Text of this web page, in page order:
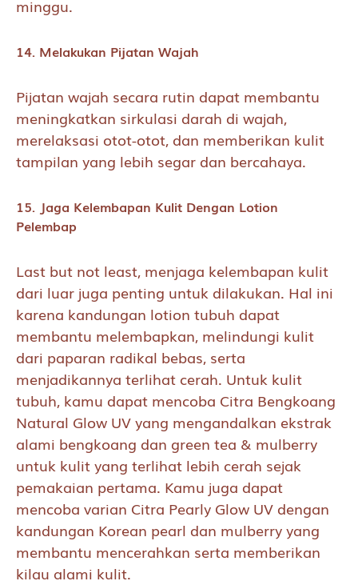
minggu.
14. Melakukan Pijatan Wajah
Pijatan wajah secara rutin dapat membantu
meningkatkan sirkulasi darah di wajah,
merelaksasi otot-otot, dan memberikan kulit
tampilan yang lebih segar dan bercahaya.
15. Jaga Kelembapan Kulit Dengan Lotion
Pelembap
Last but not least, menjaga kelembapan kulit
dari luar juga penting untuk dilakukan. Hal ini
karena kandungan lotion tubuh dapat
membantu melembapkan, melindungi kulit
dari paparan radikal bebas, serta
menjadikannya terlihat cerah. Untuk kulit
tubuh, kamu dapat mencoba Citra Bengkoang
Natural Glow UV yang mengandalkan ekstrak
alami bengkoang dan green tea & mulberry
untuk kulit yang terlihat lebih cerah sejak
pemakaian pertama. Kamu juga dapat
mencoba varian Citra Pearly Glow UV dengan
kandungan Korean pearl dan mulberry yang
membantu mencerahkan serta memberikan
kilau alami kulit.